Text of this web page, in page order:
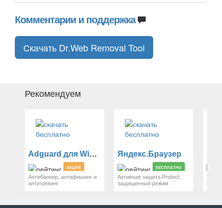
Комментарии и поддержка
Скачать Dr.Web Removal Tool
Рекомендуем
Adguard для Windows
АКЦИЯ
Антибаннер, антифишинг и
антитрекинг
Яндекс.Браузер
БЕСПЛАТНО
Активная защита Protect,
защищенный режим